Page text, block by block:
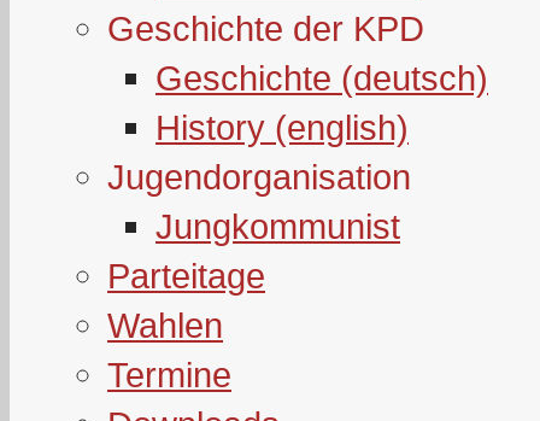
Geschichte der KPD
Geschichte (deutsch)
History (english)
Jugendorganisation
Jungkommunist
Parteitage
Wahlen
Termine